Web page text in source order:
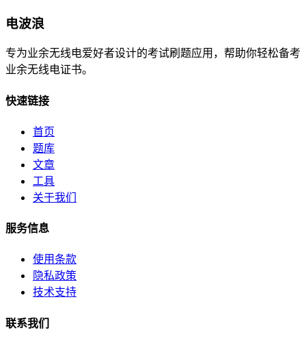
电波浪
专为业余无线电爱好者设计的考试刷题应用，帮助你轻松备考
业余无线电证书。
快速链接
首页
题库
文章
工具
关于我们
服务信息
使用条款
隐私政策
技术支持
联系我们